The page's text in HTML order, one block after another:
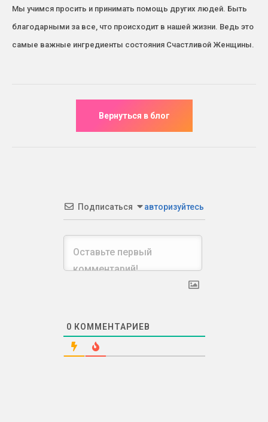
Мы учимся просить и принимать помощь других людей. Быть
благодарными за все, что происходит в нашей жизни. Ведь это
самые важные ингредиенты состояния Счастливой Женщины.
Подписаться авторизуйтесь
0 КОММЕНТАРИЕВ